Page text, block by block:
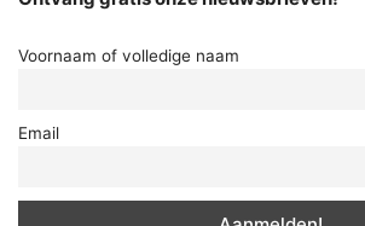
Voornaam of volledige naam
Email